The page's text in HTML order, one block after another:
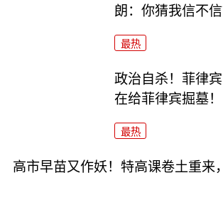
朗：你猜我信不信
最热
政治自杀！菲律
在给菲律宾掘墓！
最热
高市早苗又作妖！特高课卷土重来